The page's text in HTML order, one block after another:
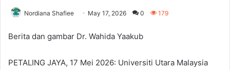
Nordiana Shafiee May 17, 2026 0 179
Berita dan gambar Dr. Wahida Yaakub
PETALING JAYA, 17 Mei 2026: Universiti Utara Malaysia